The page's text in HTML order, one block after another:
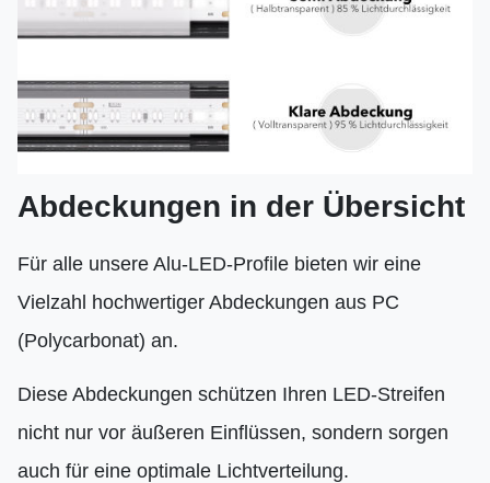
Abdeckungen in der Übersicht
Für alle unsere Alu-LED-Profile bieten wir eine
Vielzahl hochwertiger Abdeckungen aus PC
(Polycarbonat) an.
Diese Abdeckungen schützen Ihren LED-Streifen
nicht nur vor äußeren Einflüssen, sondern sorgen
auch für eine optimale Lichtverteilung.